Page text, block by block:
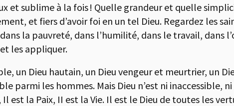
et sublime à la fois ! Quelle grandeur et quelle
et fiers d’avoir foi en un tel Dieu. Regardez les
la pauvreté, dans l’humilité, dans le travail, dans
les appliquer.
un Dieu hautain, un Dieu vengeur et meurtrier, un
parmi les hommes. Mais Dieu n’est ni inaccessible,
est la Paix, II est la Vie. Il est le Dieu de toutes les